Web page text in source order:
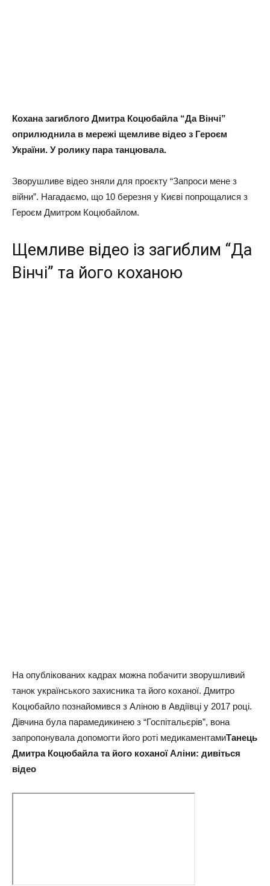
Кохана загиблого Дмитра Коцюбайла “Да Вінчі”
оприлюднила в мережі щемливе відео з Героєм
України. У ролику пара танцювала.
Зворушливе відео зняли для проєкту “Запроси мене з
війни”. Нагадаємо, що 10 березня у Києві попрощалися з
Героєм Дмитром Коцюбайлом.
Щемливе відео із загиблим “Да
Вінчі” та його коханою
На опублікованих кадрах можна побачити зворушливий
танок українського захисника та його коханої. Дмитро
Коцюбайло познайомився з Аліною в Авдіївці у 2017 році.
Дівчина була парамедикинею з “Госпітальєрів”, вона
запропонувала допомогти його роті медикаментамиТанець
Дмитра Коцюбайла та його коханої Аліни: дивіться
відео